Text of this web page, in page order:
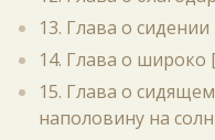
13. Глава о
14. Глава о широко
15. Глава о
наполовину на